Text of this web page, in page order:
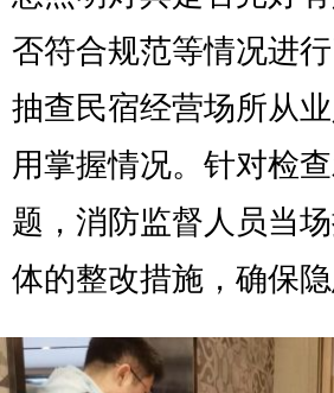
否符合规范等情况进
抽查民宿经营场所从
用掌握情况。针对检
题，消防监督人员当
体的整改措施，确保